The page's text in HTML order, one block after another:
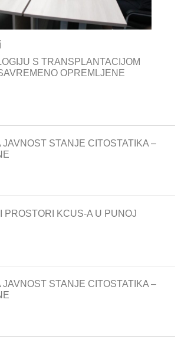
S TRANSPLANTACIJOM
OPREMLJENE
JAVNOST STANJE CITOSTATIKA –
PROSTORI KCUS-A U PUNOJ
JAVNOST STANJE CITOSTATIKA –